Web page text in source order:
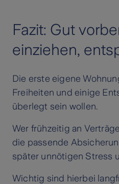
Fazit: Gut
einziehen,
Die erste eigene
Freiheiten und einige
überlegt sein wollen.
Wer frühzeitig an
die passende
später unnötigen Stress
Wichtig sind hierbei